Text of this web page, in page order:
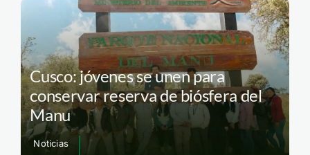
Cusco: jóvenes se unen para
conservar reserva de biósfera del
Manu
Noticias